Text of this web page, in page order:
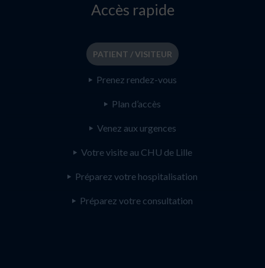
Accès rapide
PATIENT / VISITEUR
Prenez rendez-vous
Plan d’accès
Venez aux urgences
Votre visite au CHU de Lille
Préparez votre hospitalisation
Préparez votre consultation